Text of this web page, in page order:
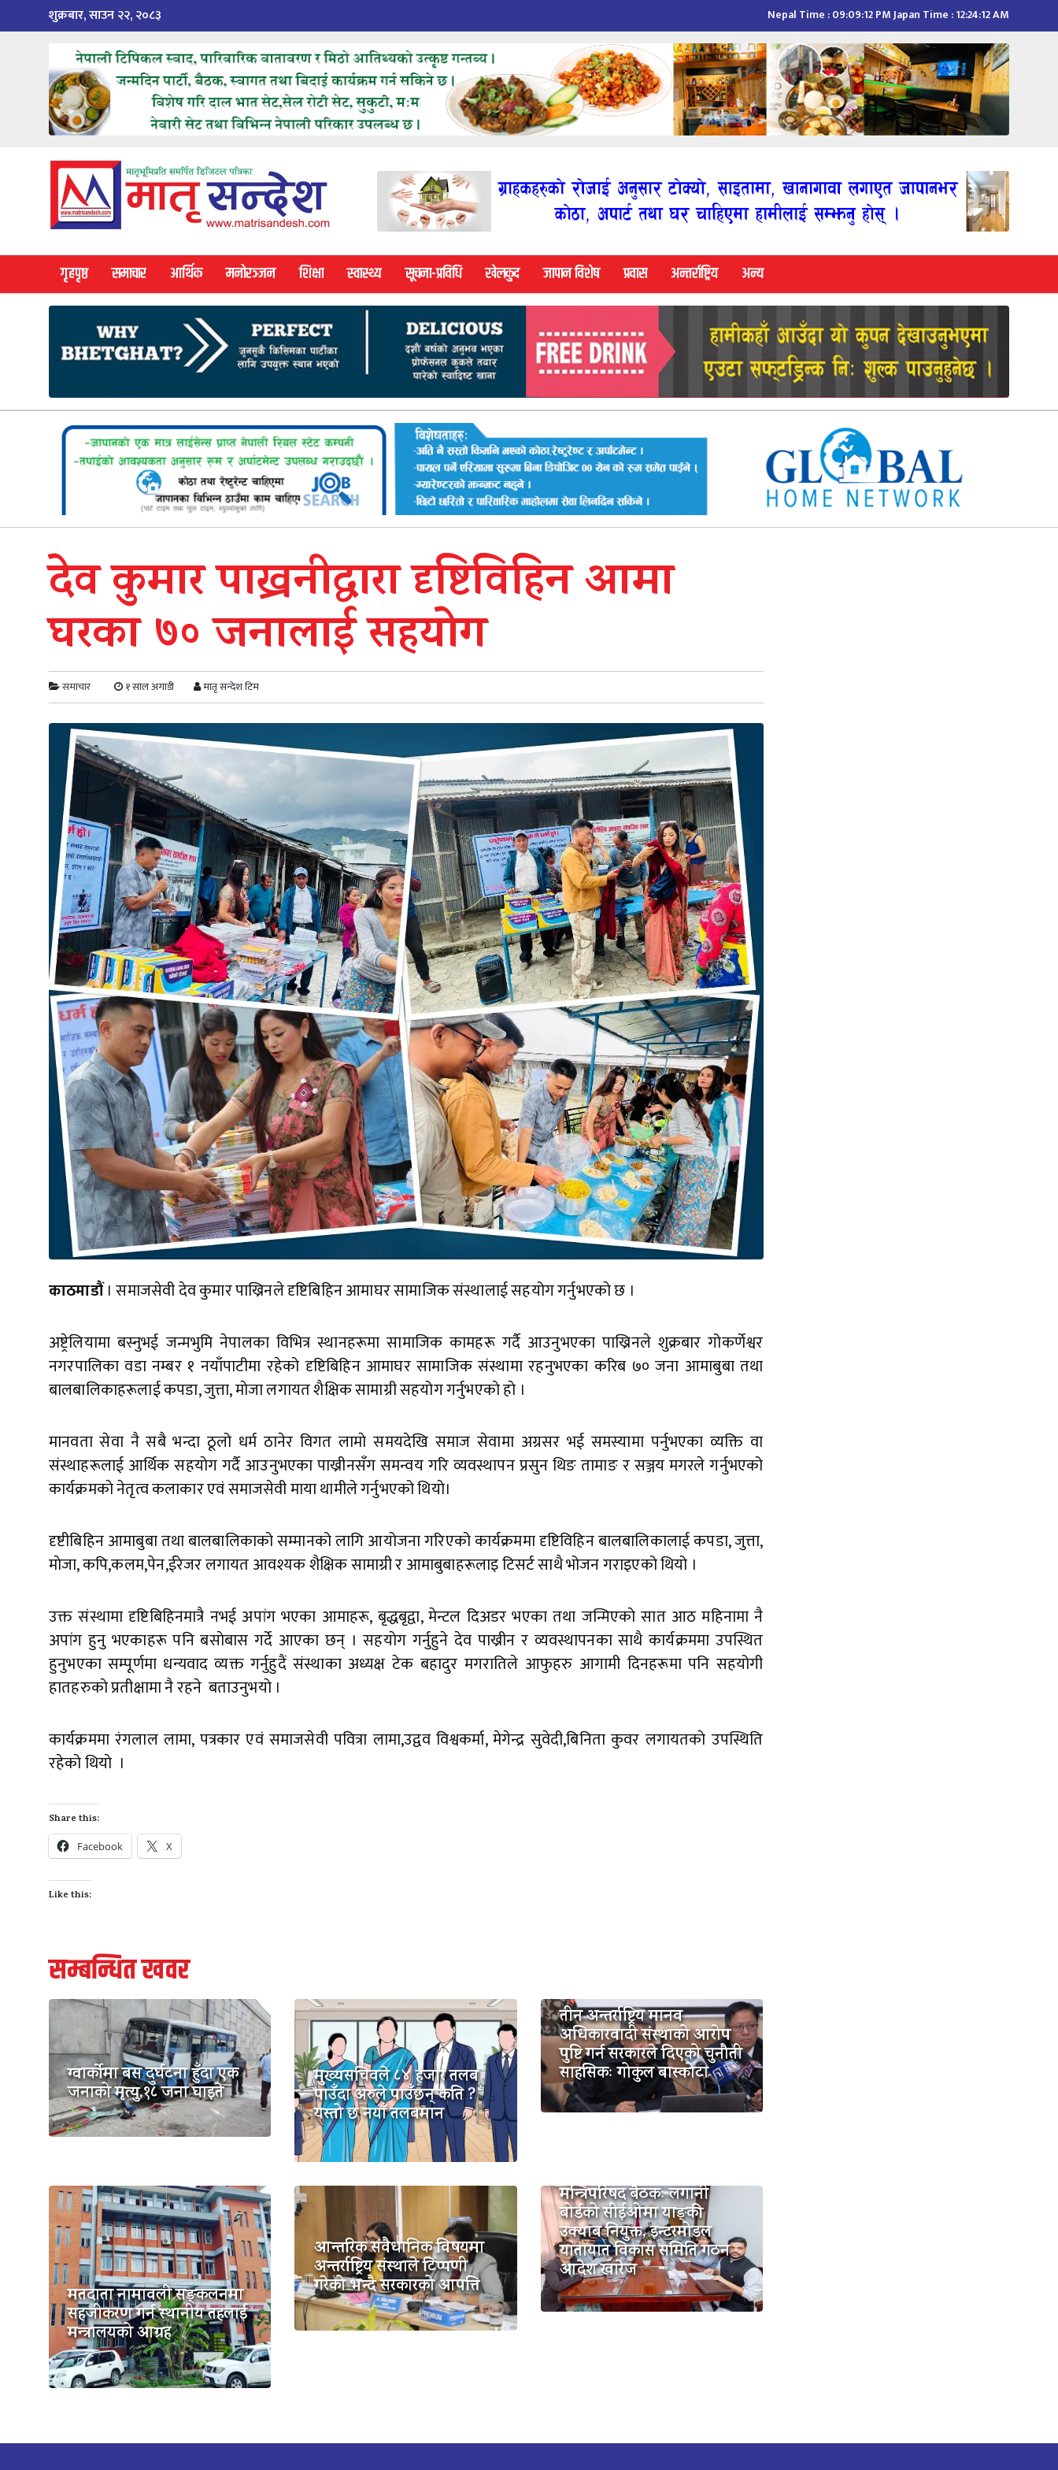
to
शुक्रबार, साउन २२, २०८३ Nepal Time :09:09:13 PMJapan Time :12:24:13 AM
गृहपृष्ठ समाचार आर्थिक मनोरञ्जन शिक्षा स्वास्थ्य सूचना-प्रविधि खेलकुद जापान विशेष प्रवास अन्तर्राष्ट्रिय अन्य
देव कुमार पाख्रनीद्वारा दृष्टिविहिन आमा
घरका ७० जनालाई सहयाेग
समाचार १ साल अगाडी मातृ सन्देश टिम
काठमाडौं। समाजसेवी देव कुमार पाख्रिनले दृष्टिबिहिन आमाघर सामाजिक संस्थालाई सहयोग गर्नुभएकाे छ ।
अष्ट्रेलियामा बस्नुभई जन्मभुमि नेपालका विभित्र स्थानहरूमा सामाजिक कामहरू गर्दै आउनुभएका पाख्रिनले शुक्रबार गोकर्णेश्वर
नगरपालिका वडा नम्बर १ नयाँपाटीमा रहेको दृष्टिबिहिन आमाघर सामाजिक संस्थामा रहनुभएका करिब ७० जना आमाबुबा तथा
बालबालिकाहरूलाई कपडा, जुत्ता, माेजा लगायत शैक्षिक सामाग्री सहयोग गर्नुभएकाे हाे ।
मानवता सेवा नै सबै भन्दा ठूलो धर्म ठानेर विगत लामाे समयदेखि समाज सेवामा अग्रसर भई समस्यामा पर्नुभएका व्यक्ति वा
संस्थाहरूलाई आर्थिक सहयाेग गर्दै आउनुभएका पाख्रीनसँग समन्वय गरि व्यवस्थापन प्रसुन थिङ तामाङ र सञ्जय मगरले गर्नुभएको
कार्यक्रमकाे नेतृत्व कलाकार एवं समाजसेवी माया थामीले गर्नुभएको थियाे।
दृष्टीबिहिन आमाबुबा तथा बालबालिकाको सम्मानको लागि आयोजना गरिएको कार्यक्रममा दृष्टिविहिन बालबालिकालाई कपडा, जुत्ता,
माेजा, कपि,कलम,पेन,ईरेजर लगायत आवश्यक शैक्षिक सामाग्री र आमाबुबाहरूलाइ टिसर्ट साथै भोजन गराइएको थियो ।
उक्त संस्थामा दृष्टिबिहिनमात्रै नभई अपांग भएका आमाहरू, बृद्धबृद्वा, मेन्टल दिअडर भएका तथा जन्मिएकाे सात आठ महिनामा नै
अपांग हुनु भएकाहरू पनि बसाेबास गर्दे आएका छन् । सहयाेग गर्नुहुने देव पाख्रीन र व्यवस्थापनका साथै कार्यक्रममा उपस्थित
हुनुभएका सम्पूर्णमा धन्यवाद व्यक्त गर्नुहुदैं संस्थाका अध्यक्ष टेक बहादुर मगरातिले आफुहरु आगामी दिनहरूमा पनि सहयोगी
हातहरुकाे प्रतीक्षामा नै रहने बताउनुभयाे ।
कार्यक्रममा रंगलाल लामा, पत्रकार एवं समाजसेवी पवित्रा लामा,उद्वव विश्वकर्मा, मेगेन्द्र सुवेदी,बिनिता कुवर लगायतकाे उपस्थिति
रहेकाे थियाे ।
Share this:
Facebook X
Like this:
सम्बन्धित खवर
ग्वार्कोमा बस दुर्घटना हुँदा एक
जनाको मृत्यु,१८ जना घाइते
मुख्यसचिवले ८४ हजार तलब
पाउँदा अरुले पाउँछन् कति ?
यस्तो छ नयाँ तलबमान
तीन अन्तर्राष्ट्रिय मानव
अधिकारवादी संस्थाको आरोप
पुष्टि गर्न सरकारले दिएको चुनौती
साहसिकः गोकुल बास्कोटा
मतदाता नामावली सङ्कलनमा
सहजीकरण गर्न स्थानीय तहलाई
मन्त्रालयको आग्रह
आन्तरिक संवैधानिक विषयमा
अन्तर्राष्ट्रिय संस्थाले टिप्पणी
गरेको भन्दै सरकारको आपत्ति
मन्त्रिपरिषद बैठकः लगानी
बोर्डको सीईओमा याङ्की
उक्याब नियुक्त, इन्टरमोडल
यातायात विकास समिति गठन
आदेश खारेज